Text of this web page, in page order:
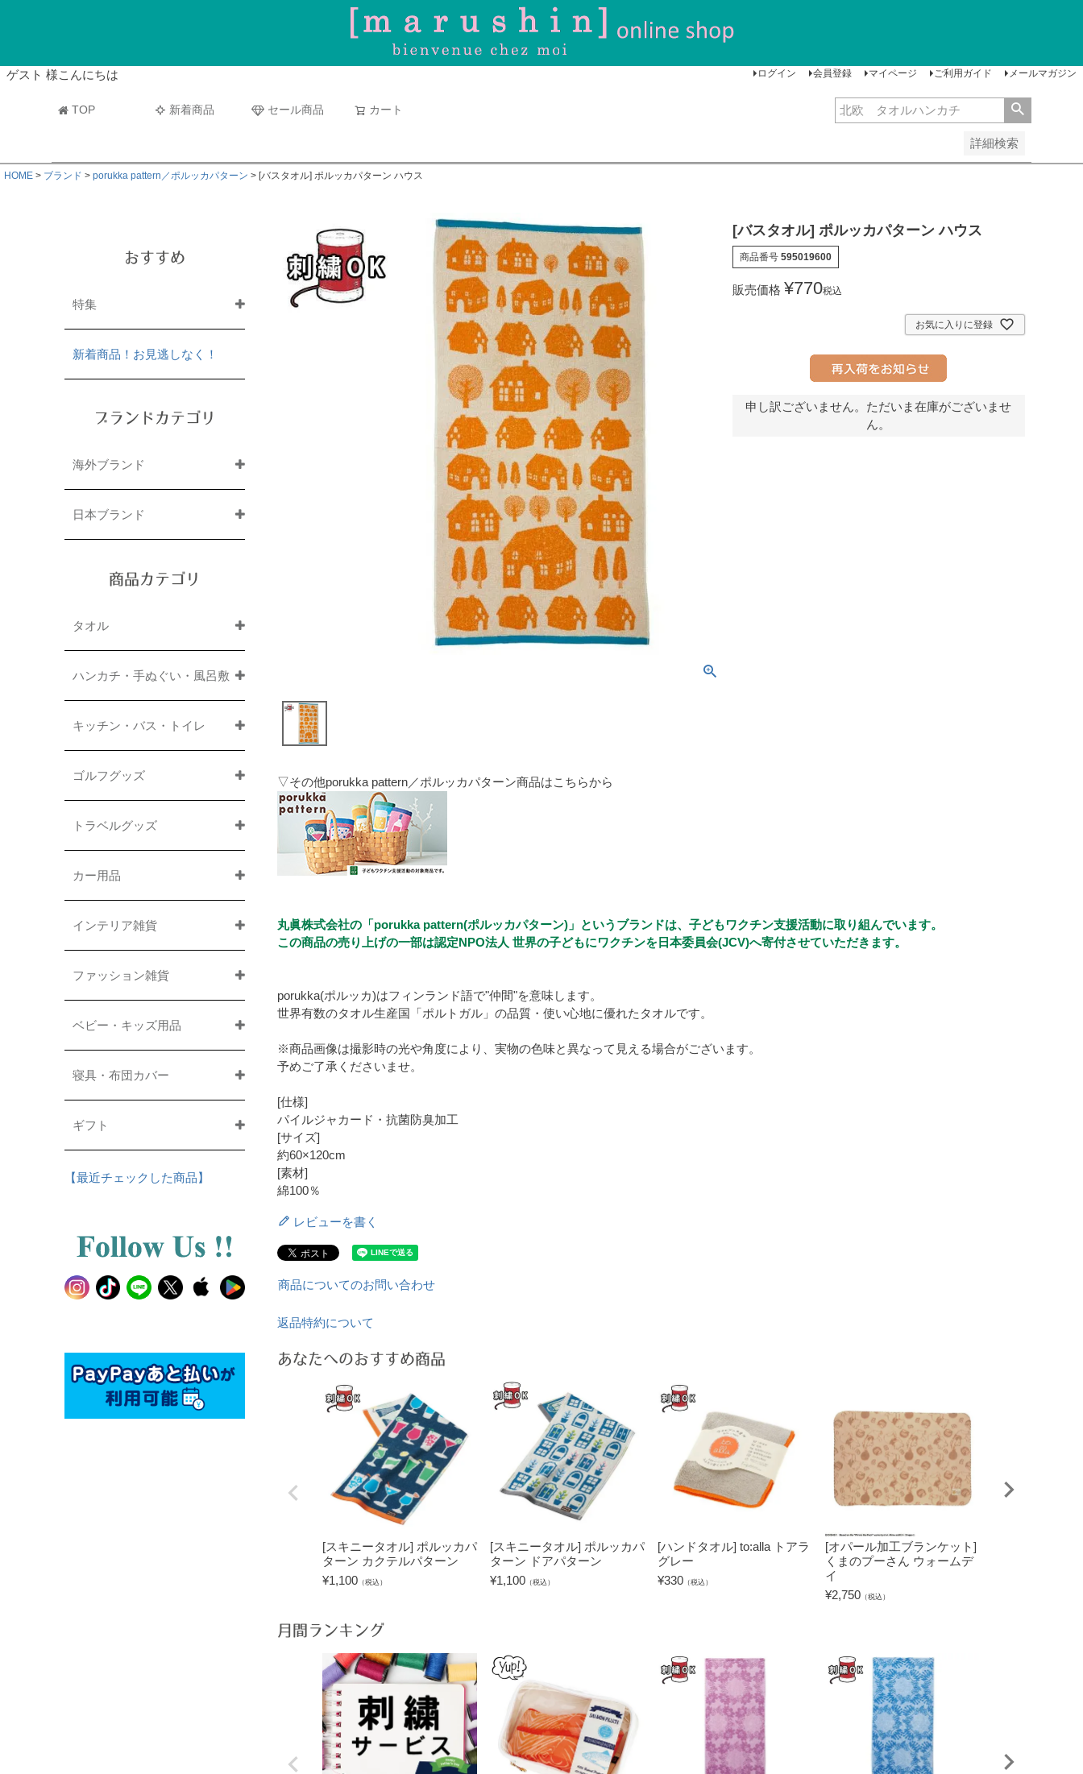
ゲスト 様こんにちは ログイン 会員登録 マイページ ご利用ガイド メールマガジン
TOP 新着商品 セール商品 カート
詳細検索
マフラータオル
並び順
新着順
古い順 価格が安い順
HOME ブランド porukka pattern／ポルッカパターン [バスタオル] ポルッカパターン ハウス
おすすめ
特集
新着商品！お見逃しなく！
ブランドカテゴリ
海外ブランド
日本ブランド
商品カテゴリ
タオル
ハンカチ・手ぬぐい・風呂敷
キッチン・バス・トイレ
ゴルフグッズ
トラベルグッズ
カー用品
インテリア雑貨
ファッション雑貨
ベビー・キッズ用品
寝具・布団カバー
ギフト
【最近チェックした商品】
[バスタオル] ポルッカパターン ハウス
商品番号 595019600
販売価格 ¥770税込
お気に入りに登録
申し訳ございません。ただいま在庫がございませ
ん。
▽その他porukka pattern／ポルッカパターン商品はこちらから
丸眞株式会社の「porukka pattern(ポルッカパターン)」というブランドは、子どもワクチン支援活動に取り組んでいます。
この商品の売り上げの一部は認定NPO法人 世界の子どもにワクチンを日本委員会(JCV)へ寄付させていただきます。
porukka(ポルッカ)はフィンランド語で"仲間"を意味します。
世界有数のタオル生産国「ポルトガル」の品質・使い心地に優れたタオルです。
※商品画像は撮影時の光や角度により、実物の色味と異なって見える場合がございます。
予めご了承くださいませ。
[仕様]
パイルジャカード・抗菌防臭加工
[サイズ]
約60×120cm
[素材]
綿100％
レビューを書く
商品についてのお問い合わせ
返品特約について
あなたへのおすすめ商品
[スキニータオル] ポルッカパ
ターン カクテルパターン
¥1,100 （税込）
[スキニータオル] ポルッカパ
ターン ドアパターン
¥1,100 （税込）
[ハンドタオル] to:alla トアラ
グレー
¥330 （税込）
[オパール加工ブランケット]
くまのプーさん ウォームデ
イ
¥2,750 （税込）
月間ランキング